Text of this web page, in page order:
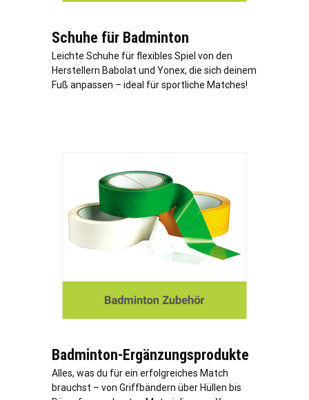
Schuhe für Badminton
Leichte Schuhe für flexibles Spiel von den
Herstellern Babolat und Yonex, die sich deinem
Fuß anpassen – ideal für sportliche Matches!
Badminton-Ergänzungsprodukte
Alles, was du für ein erfolgreiches Match
brauchst – von Griffbändern über Hüllen bis